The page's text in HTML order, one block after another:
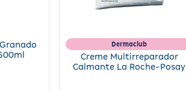
Dermaclub
Creme Multirreparador
Calmante La Roche-Posay